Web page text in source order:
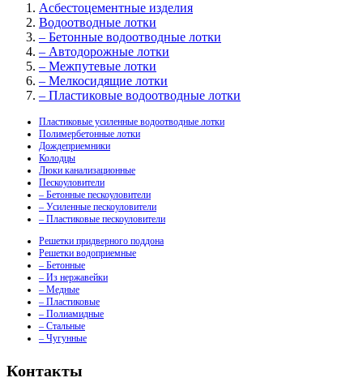
Асбестоцементные изделия
Водоотводные лотки
– Бетонные водоотводные лотки
– Автодорожные лотки
– Межпутевые лотки
– Мелкосидящие лотки
– Пластиковые водоотводные лотки
Пластиковые усиленные водоотводные лотки
Полимербетонные лотки
Дождеприемники
Колодцы
Люки канализационные
Пескоуловители
– Бетонные пескоуловители
– Усиленные пескоуловители
– Пластиковые пескоуловители
Решетки придверного поддона
Решетки водоприемные
– Бетонные
– Из нержавейки
– Медные
– Пластиковые
– Полиамидные
– Стальные
– Чугунные
Контакты